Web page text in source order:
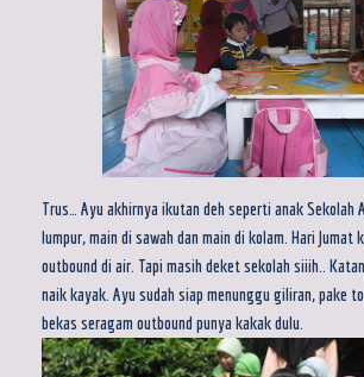
Trus… Ayu akhirnya ikutan deh seperti anak Sekolah
lumpur, main di sawah dan main di kolam. Hari Jumat
outbound di air. Tapi masih deket sekolah siiih..
naik kayak. Ayu sudah siap menunggu giliran, pake
bekas seragam outbound punya kakak dulu.